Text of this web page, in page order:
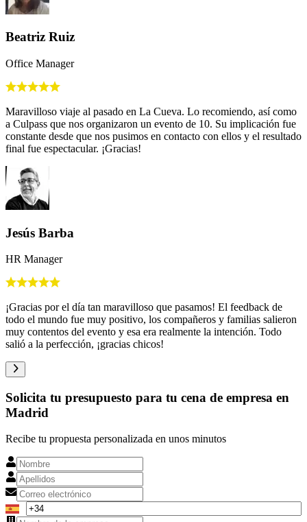
Beatriz Ruiz
Office Manager
Maravilloso viaje al pasado en La Cueva. Lo recomiendo, así como
a Culpass que nos organizaron un evento de 10. Su implicación fue
constante desde que nos pusimos en contacto con ellos y el resultado
final fue espectacular. ¡Gracias!
Jesús Barba
HR Manager
¡Gracias por el día tan maravilloso que pasamos! El feedback de
todo el mundo fue muy positivo, los compañeros y familias salieron
muy contentos del evento y esa era realmente la intención. Todo
salió a la perfección, ¡gracias chicos!
Solicita tu presupuesto para tu cena de empresa en
Madrid
Recibe tu propuesta personalizada en unos minutos